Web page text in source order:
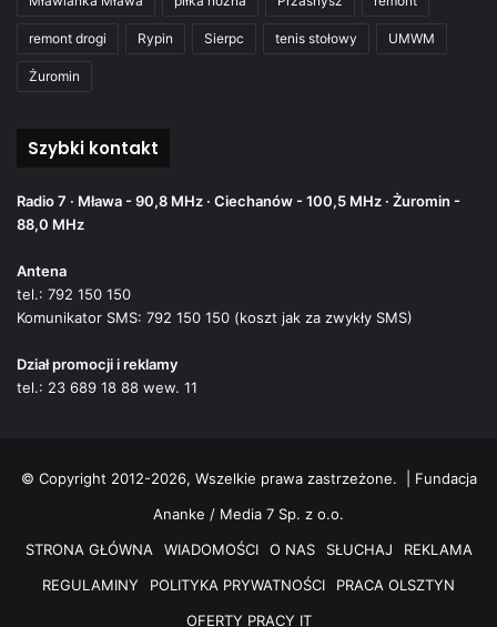
remont drogi Rypin Sierpc tenis stołowy UMWM
Żuromin
Szybki kontakt
Radio 7 · Mława - 90,8 MHz · Ciechanów - 100,5 MHz · Żuromin -
88,0 MHz
Antena
tel.: 792 150 150
Komunikator SMS: 792 150 150 (koszt jak za zwykły SMS)
Dział promocji i reklamy
tel.: 23 689 18 88 wew. 11
© Copyright 2012-2026, Wszelkie prawa zastrzeżone. | Fundacja
Ananke / Media 7 Sp. z o.o.
STRONA GŁÓWNA
WIADOMOŚCI O NAS SŁUCHAJ
REKLAMA
REGULAMINY
POLITYKA PRYWATNOŚCI
PRACA OLSZTYN
OFERTY PRACY IT